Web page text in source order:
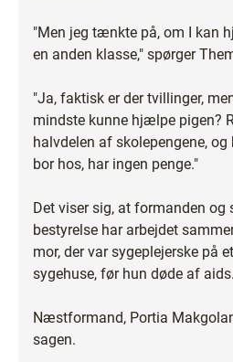
"Men jeg tænkte på, om I kan
en anden klasse," spørger
"Ja, faktisk er der tvillinger,
mindste kunne hjælpe pigen?
halvdelen af skolepengene,
bor hos, har ingen penge."
Det viser sig, at formanden
bestyrelse har arbejdet
mor, der var sygeplejerske på
sygehuse, før hun døde af aids.
Næstformand, Portia
sagen.